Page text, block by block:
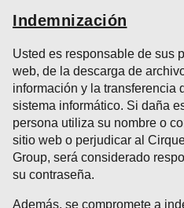
Indemnización
Usted es responsable de sus
web, de la descarga de
información y la transferencia
sistema informático. Si daña
persona utiliza su nombre o
sitio web o perjudicar al
Group, será considerado
su contraseña.
Además, se compromete a